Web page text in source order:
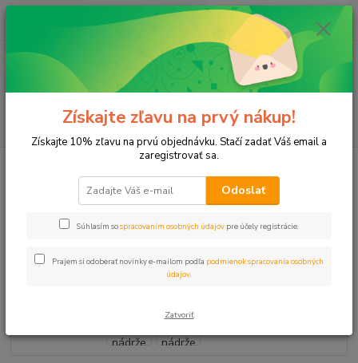
Menu
(Po-Pia, 8-17 hod.)
ks
za0 €
Plastové, Mosadzné komponenty
Adaptér na IBC nádrže Spojka
25mm
Získajte zľavu na prvý nákup!
Získajte 10% zľavu na prvú objednávku. Stačí zadať Váš email a
zaregistrovať sa.
Odoslať
Súhlasím sospracovaním osobných údajov pre účely registrácie.
Prajem si odoberať novinky e-mailom podľa podmienok spracovania osobných
údajov
Zatvoriť